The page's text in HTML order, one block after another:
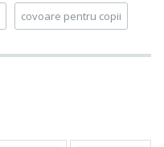
covoare pentru copii